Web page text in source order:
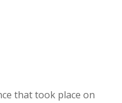
that took place on